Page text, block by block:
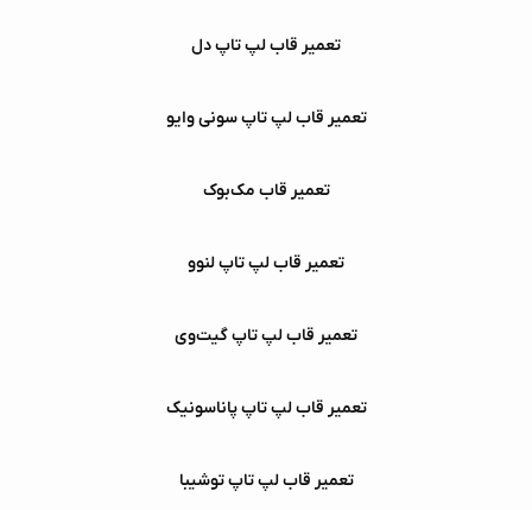
تعمیر قاب لپ‌ تاپ دل
تعمیر قاب لپ‌ تاپ سونی وایو
تعمیر قاب مک‌بوک
تعمیر قاب لپ‌ تاپ لنوو
تعمیر قاب لپ‌ تاپ گیت‌وی
تعمیر قاب لپ‌ تاپ پاناسونیک
تعمیر قاب لپ‌ تاپ توشیبا